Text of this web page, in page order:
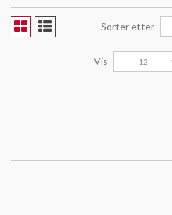
Sorter etter
Vis